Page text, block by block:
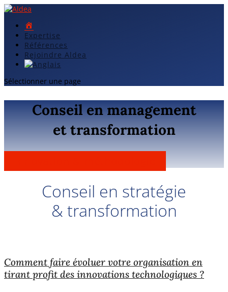
Expertise
Références
Rejoindre Aldea
Sélectionner une page
Conseil en management
et transformation
Conseil en stratégie
& transformation
Comment faire évoluer votre organisation en
tirant profit des innovations technologiques ?